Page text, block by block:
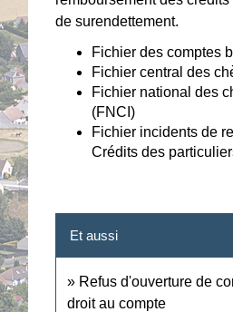
de surendettement.
Fichier des comptes
Fichier central des
Fichier national des
(FNCI)
Fichier incidents de
Crédits des
Et aussi
Refus d'ouverture de
droit au compte